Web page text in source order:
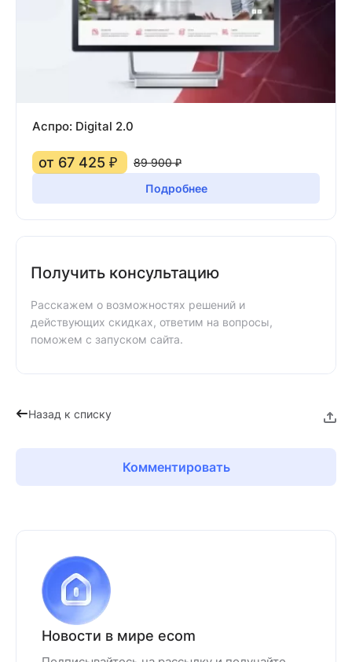
Аспро: Digital 2.0
от 67 425 ₽
89 900 ₽
Подробнее
Получить консультацию
Расскажем о возможностях решений и
действующих скидках, ответим на вопросы,
поможем с запуском сайта.
Назад к списку
Комментировать
Новости в мире ecom